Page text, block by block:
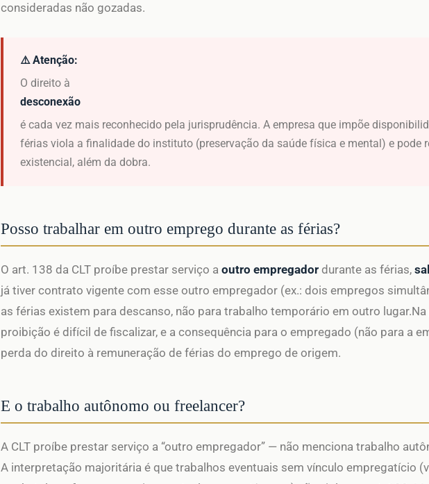
consideradas não gozadas.
⚠️ Atenção:
O direito à
desconexão
é cada vez mais reconhecido pela jurisprudência. A empresa que impõe
férias viola a finalidade do instituto (preservação da saúde física e mental) e pode
existencial, além da dobra.
Posso trabalhar em outro emprego durante as férias?
O art. 138 da CLT proíbe prestar serviço a outro empregador durante as férias,
já tiver contrato vigente com esse outro empregador (ex.: dois empregos
as férias existem para descanso, não para trabalho temporário em outro lugar.Na
proibição é difícil de fiscalizar, e a consequência para o empregado (não para a
perda do direito à remuneração de férias do emprego de origem.
E o trabalho autônomo ou freelancer?
A CLT proíbe prestar serviço a “outro empregador” — não menciona trabalho
A interpretação majoritária é que trabalhos eventuais sem vínculo empregatício